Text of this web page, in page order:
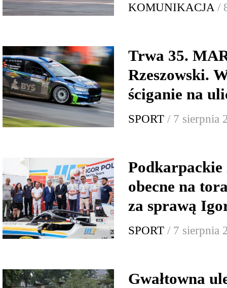
KOMUNIKACJA /
Trwa 35.
Rzeszowski.
ściganie na
SPORT / 7 sierpnia
Podkarpackie
obecne na
za sprawą
SPORT / 7 sierpnia
Gwałtowna